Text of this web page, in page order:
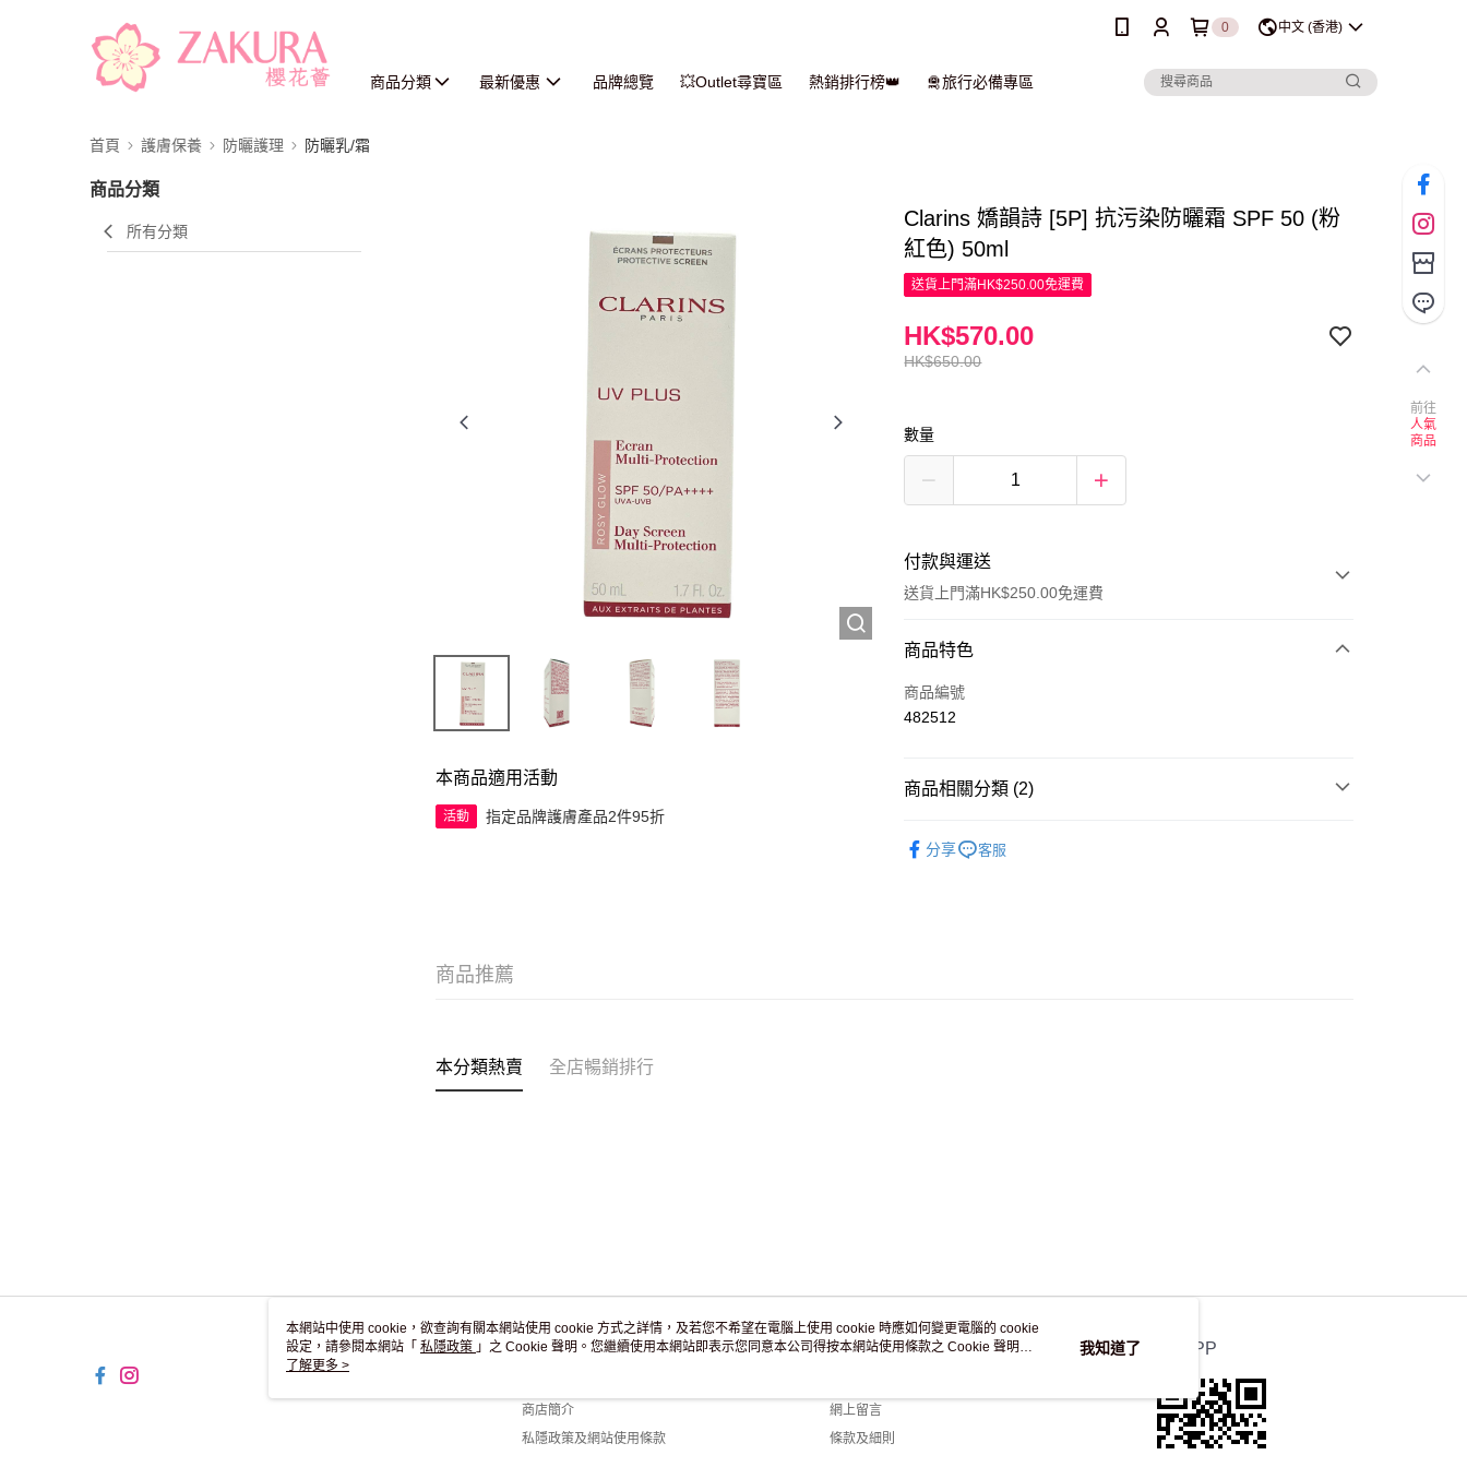
0 中文 (香港)
商品分類 最新優惠 品牌總覽 💥Outlet尋寶區 熱銷排行榜👑 🛅旅行必備專區
首頁 護膚保養 防曬護理 防曬乳/霜
商品分類
所有分類
本商品適用活動
活動 指定品牌護膚產品2件95折
Clarins 嬌韻詩 [5P] 抗污染防曬霜 SPF 50 (粉
紅色) 50ml
送貨上門滿HK$250.00免運費
HK$650.00
HK$570.00
數量
付款與運送
送貨上門滿HK$250.00免運費
付款方式
信用卡
商品特色
商品編號
482512
商品相關分類 (2)
分享 客服
商品推薦
本分類熱賣 全店暢銷排行
關於我們
商店簡介
私隱政策及網站使用條款
客戶服務
網上留言
條款及細則
官方APP
前往
人氣
商品
本網站中使用 cookie，欲查詢有關本網站使用 cookie 方式之詳情，及若您不希望在電腦上使用 cookie 時應如何變更電腦的 cookie
設定，請參閱本網站「 私隱政策 」之 Cookie 聲明。您繼續使用本網站即表示您同意本公司得按本網站使用條款之 Cookie 聲明使
用 cookie。
了解更多 >
我知道了